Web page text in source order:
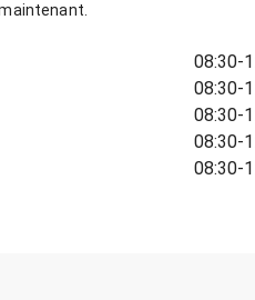
08:30-
08:30-
08:30-
08:30-
08:30-